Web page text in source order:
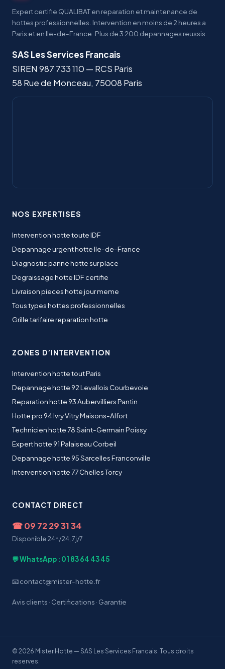
Expert certifie QUALIBAT en reparation et maintenance de
hottes professionnelles. Intervention en moins de 2 heures a
Paris et en Ile-de-France. Plus de 3 200 depannages reussis.
SAS Les Services Francais
SIREN 987 733 110 — RCS Paris
58 Rue de Monceau, 75008 Paris
NOS EXPERTISES
Intervention hotte toute IDF
Depannage urgent hotte Ile-de-France
Diagnostic panne hotte sur place
Degraissage hotte IDF certifie
Livraison pieces hotte jour meme
Tous types hottes professionnelles
Grille tarifaire reparation hotte
ZONES D’INTERVENTION
Intervention hotte tout Paris
Depannage hotte 92 Levallois Courbevoie
Reparation hotte 93 Aubervilliers Pantin
Hotte pro 94 Ivry Vitry Maisons-Alfort
Technicien hotte 78 Saint-Germain Poissy
Expert hotte 91 Palaiseau Corbeil
Depannage hotte 95 Sarcelles Franconville
Intervention hotte 77 Chelles Torcy
CONTACT DIRECT
☎09 72 29 31 34
Disponible 24h/24, 7j/7
💬 WhatsApp : 01 83 64 43 45
📧 contact@mister-hotte.fr
Avis clients · Certifications · Garantie
© 2026 Mister Hotte — SAS Les Services Francais. Tous droits
reserves.